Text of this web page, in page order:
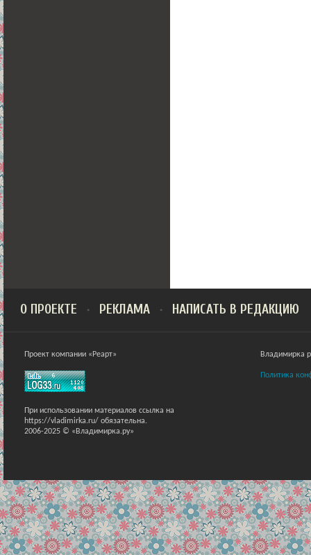
О ПРОЕКТЕ РЕКЛАМА НАПИСАТЬ В РЕДАКЦИЮ
Проект компании «Реарт»
При использовании материалов ссылка на
https://vladimirka.ru/ обязательна.
2006-2025 © «Владимирка.ру»
Владимирка
Политика